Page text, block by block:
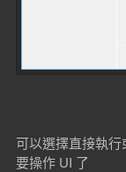
可以選擇直接執
要操作 UI 了